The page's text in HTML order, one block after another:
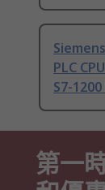
PLC
S7-
第一